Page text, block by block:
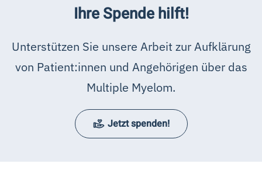
Ihre Spende hilft!
Unterstützen Sie unsere Arbeit zur Aufklärung
von Patient:innen und Angehörigen über das
Multiple Myelom.
Jetzt spenden!